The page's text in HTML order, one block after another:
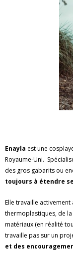
Enayla est une
Royaume-Uni.
des gros gabarits ou
toujours à étendre
Elle travaille
thermoplastiques, de
matériaux (en réalité
travaille pas sur un
et des